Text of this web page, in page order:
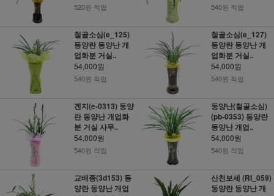
520원 적립 540원 적립
철골소심(e_125)
동양란 동양난 개
업화분 거실..
54,000원
540원 적립
철골소심(e_127)
동양란 동양난 개
업화분 거실..
54,000원
540원 적립
겐지(e-0313) 동양
란 동양난 개업화
분 거실 사무..
54,000원
540원 적립
동양난(철골소심)
(pb-0353) 동양란
동양난 개업..
54,000원
540원 적립
교배종(3d153) 동
양란 동양난 개업
산천보세 (RI_059)
동양란 동양난 개